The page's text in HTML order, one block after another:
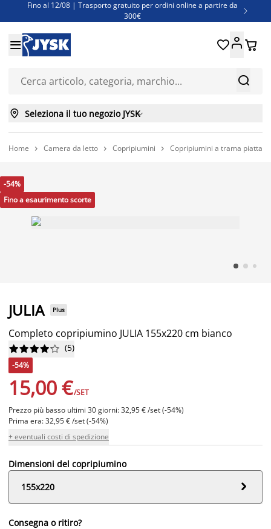
Fino al 12/08 | Trasporto gratuito per ordini online a partire da
300€

Super offerte d'estate | Oltre 1.500 articoli fino al 70%
Finanziamenti - Scegli il piano di rimborso più adatto a te


 
 Seleziona il tuo negozio JYSK
Home  Camera da letto  Copripiumini  Copripiumini a trama piatta
-54%
Fino a esaurimento scorte
JULIA Plus
Completo copripiumino JULIA 155x220 cm bianco





 (5)
-54%
15,00 €/SET
Prezzo più basso ultimi 30 giorni: 32,95 € /set (-54%)
Prima era: 32,95 € /set (-54%)
+ eventuali costi di spedizione
Dimensioni del copripiumino
155x220

Consegna o ritiro?